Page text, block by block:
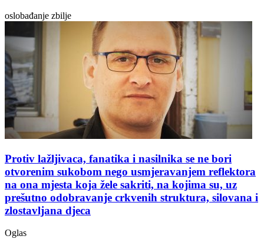
oslobađanje zbilje
Protiv lažljivaca, fanatika i nasilnika se ne bori
otvorenim sukobom nego usmjeravanjem reflektora
na ona mjesta koja žele sakriti, na kojima su, uz
prešutno odobravanje crkvenih struktura, silovana i
zlostavljana djeca
Oglas